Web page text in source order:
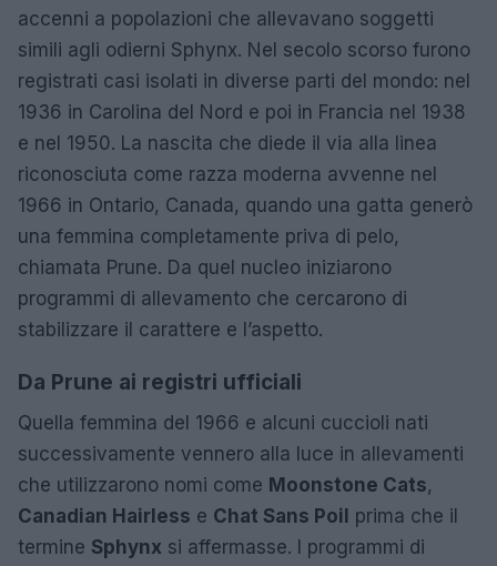
accenni a popolazioni che allevavano soggetti
simili agli odierni Sphynx. Nel secolo scorso furono
registrati casi isolati in diverse parti del mondo: nel
1936 in Carolina del Nord e poi in Francia nel 1938
e nel 1950. La nascita che diede il via alla linea
riconosciuta come razza moderna avvenne nel
1966 in Ontario, Canada, quando una gatta generò
una femmina completamente priva di pelo,
chiamata Prune. Da quel nucleo iniziarono
programmi di allevamento che cercarono di
stabilizzare il carattere e l’aspetto.
Da Prune ai registri ufficiali
Quella femmina del 1966 e alcuni cuccioli nati
successivamente vennero alla luce in allevamenti
che utilizzarono nomi come Moonstone Cats,
Canadian Hairless e Chat Sans Poil prima che il
termine Sphynx si affermasse. I programmi di